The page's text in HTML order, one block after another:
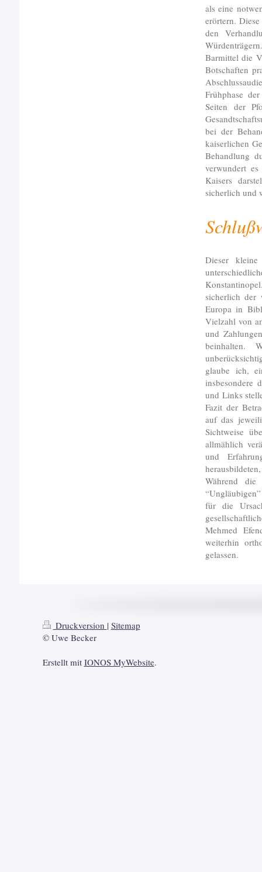
als eine
erörtern.
den
Barmittel die
Botschaften
Frühphase
Seiten der
bei der
kaiserlichen
Behandlung
verwundert
Kaisers
sicherlich und
Dieser
sicherlich der
Europa in
Vielzahl von
und
beinhalten.
glaube ich,
insbesondere
und Links
Fazit der
auf das
Sichtweise
allmählich
und
Während
für die
Mehmed
weiterhin
gelassen.
Druckversion | Sitemap
© Uwe Becker
Erstellt mit IONOS MyWebsite.